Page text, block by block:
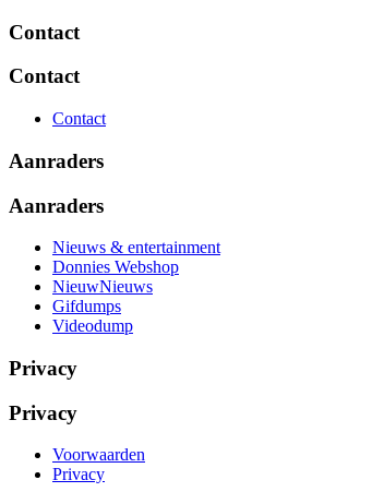
Contact
Contact
Contact
Aanraders
Aanraders
Nieuws & entertainment
Donnies Webshop
NieuwNieuws
Gifdumps
Videodump
Privacy
Privacy
Voorwaarden
Privacy